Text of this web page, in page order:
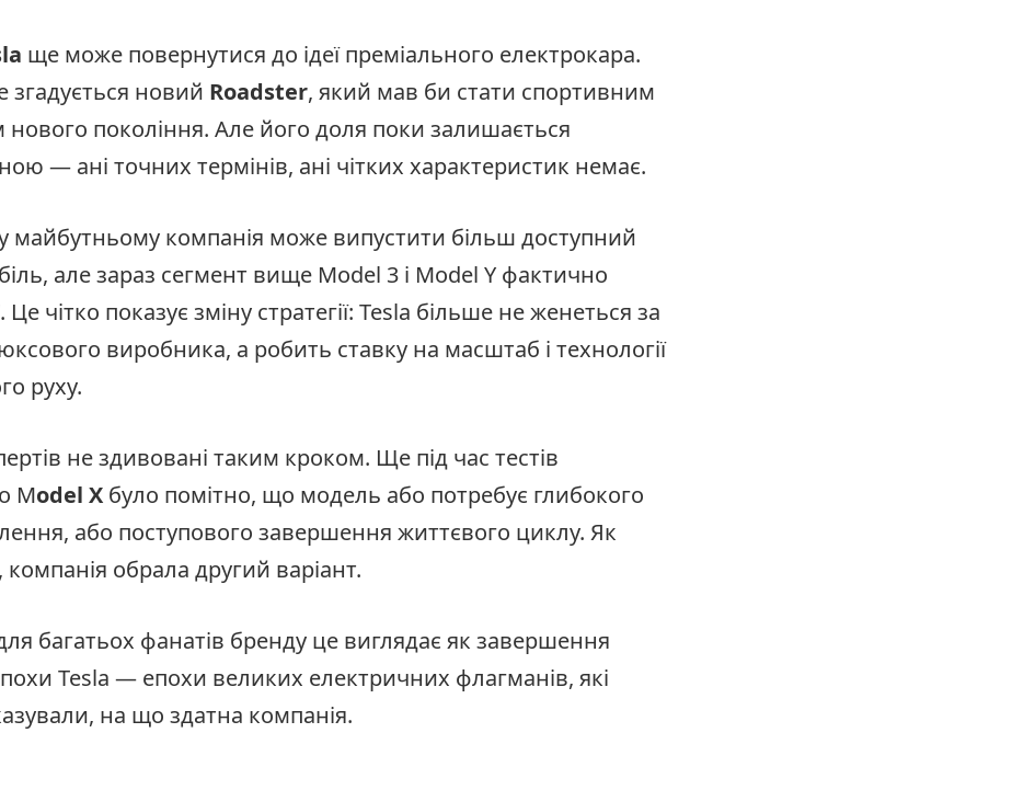
ще може повернутися до ідеї преміального електрокара.
згадується новий Roadster, який мав би стати спортивним
покоління. Але його доля поки залишається
— ані точних термінів, ані чітких характеристик немає.
майбутньому компанія може випустити більш доступний
але зараз сегмент вище Model 3 і Model Y фактично
Це чітко показує зміну стратегії: Tesla більше не женеться за
виробника, а робить ставку на масштаб і технології
руху.
не здивовані таким кроком. Ще під час тестів
Model X було помітно, що модель або потребує глибокого
або поступового завершення життєвого циклу. Як
обрала другий варіант.
багатьох фанатів бренду це виглядає як завершення
Tesla — епохи великих електричних флагманів, які
на що здатна компанія.